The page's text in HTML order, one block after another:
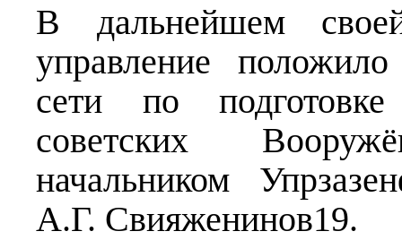
В дальнейшем
управление
сети по подготовке
советских
начальником
А.Г. Свияженинов19.